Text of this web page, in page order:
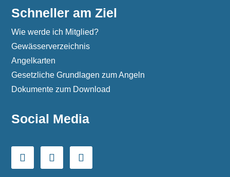
Schneller am Ziel
Wie werde ich Mitglied?
Gewässerverzeichnis
Angelkarten
Gesetzliche Grundlagen zum Angeln
Dokumente zum Download
Social Media